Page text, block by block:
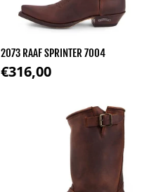
2073 RAAF SPRINTER 7004
Normale prijs
€316,00